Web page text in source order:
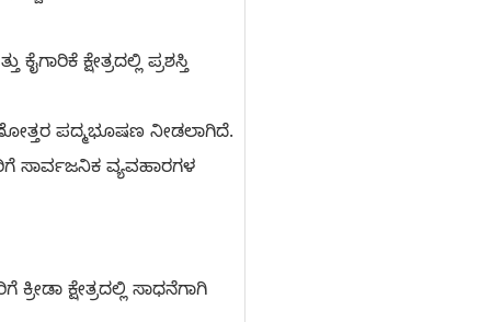
ಕ್ಷೇತ್ರದಲ್ಲಿ ಪ್ರಶಸ್ತಿ
ಪದ್ಮಭೂಷಣ ನೀಡಲಾಗಿದೆ.
ಸಾರ್ವಜನಿಕ ವ್ಯವಹಾರಗಳ
ಕ್ಷೇತ್ರದಲ್ಲಿ ಸಾಧನೆಗಾಗಿ